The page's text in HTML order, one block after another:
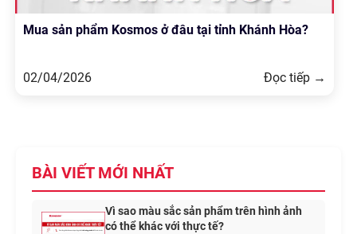
Mua sản phẩm Kosmos ở đâu tại tỉnh Khánh Hòa?
02/04/2026 Đọc tiếp →
BÀI VIẾT MỚI NHẤT
Vì sao màu sắc sản phẩm trên hình ảnh
có thể khác với thực tế?